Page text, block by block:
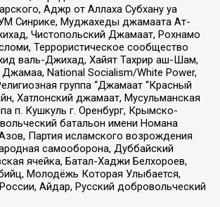
Аджр от Аллаха Субхану уа
Синрике, Муджахеды джамаата Ат-
Чистопольский Джамаат, Рохнамо
Террористическое сообщество
валь-Джихад, Хайят Тахрир аш-Шам,
National Socialism/White Power,
группа “Джамаат “Красный
Хатлонский джамаат, Мусульманская
п. Кушкуль г. Оренбург, Крымско-
батальон имени Номана
Партия исламского возрождения
самооборона, Дуббайский
ячейка, Батал-Хаджи Белхороев,
Молодёжь Которая Улыбается,
Айдар, Русский добровольческий